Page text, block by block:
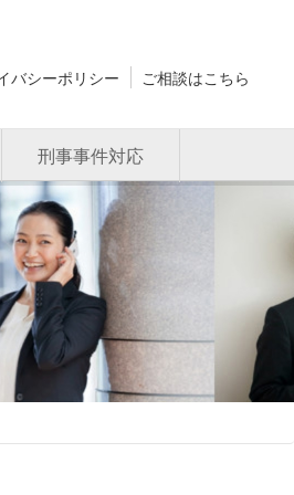
バシーポリシー ご相談はこちら
刑事事件対応